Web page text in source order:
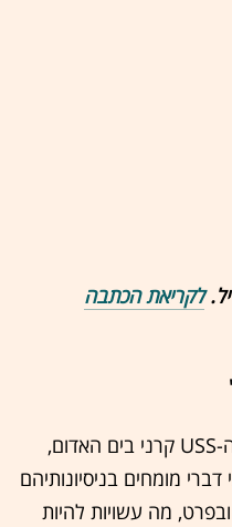
לקריאת הכתבה
על רק המתקפות האחרונות על ה-USS קרני בים האדום,
מומחים בניסיונותיהם
מה עשויות להיות